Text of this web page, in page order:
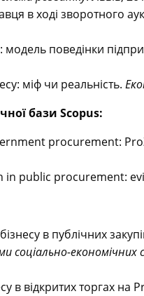
в ході зворотного
поведінки
міф чи реальність.
бази Scopus:
procurement:
in public procurement:
в публічних
соціально-
в відкритих торгах на